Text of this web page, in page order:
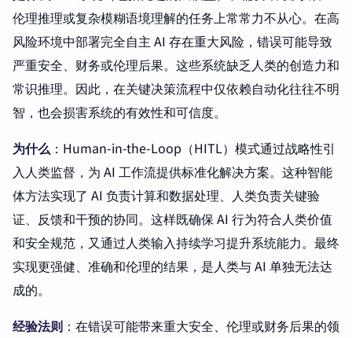
伦理推理或复杂模糊语境理解的任务上常常力不从心。在高
风险环境中部署完全自主 AI 存在重大风险，错误可能导致
严重安全、财务或伦理后果。这些系统缺乏人类的创造力和
常识推理。因此，在关键决策流程中仅依赖自动化往往不明
智，也会损害系统的有效性和可信度。
为什么 ：Human-in-the-Loop（HITL）模式通过战略性引
入人类监督，为 AI 工作流提供标准化解决方案。这种智能
体方法实现了 AI 负责计算和数据处理、人类负责关键验
证、反馈和干预的协同。这样既确保 AI 行为符合人类价值
和安全规范，又通过人类输入持续学习提升系统能力。最终
实现更强健、准确和伦理的结果，是人类与 AI 单独无法达
成的。
经验法则 ：在错误可能带来重大安全、伦理或财务后果的领